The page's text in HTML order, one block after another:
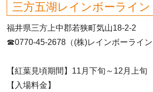
三方五湖レインボーライン
福井県三方上中郡若狭町気山18-2-2
☎0770-45-2678（(株)レインボーライン
【紅葉見頃期間】11月下旬～12月上旬
【入場料金】